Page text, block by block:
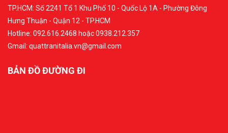
TP.HCM: Số 2241 Tổ 1 Khu Phố 10 - Quốc Lộ 1A - Phường Đông
Hưng Thuận - Quận 12 - TP.HCM
Hotline: 092.616.2468 hoặc 0938.212.357
Gmail: quattranitalia.vn@gmail.com
BẢN ĐỒ ĐƯỜNG ĐI